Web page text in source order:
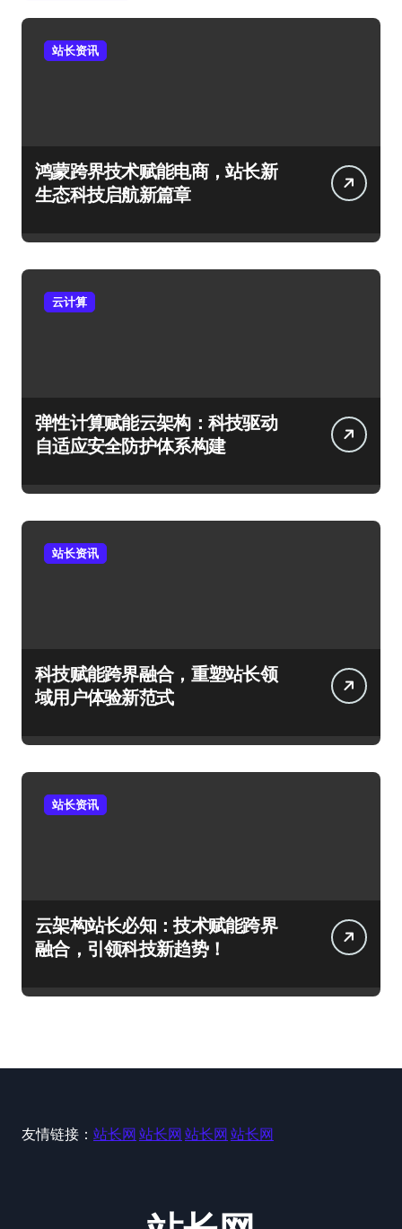
站长资讯
鸿蒙跨界技术赋能电商，站长新
生态科技启航新篇章
云计算
弹性计算赋能云架构：科技驱动
自适应安全防护体系构建
站长资讯
科技赋能跨界融合，重塑站长领
域用户体验新范式
站长资讯
云架构站长必知：技术赋能跨界
融合，引领科技新趋势！
友情链接： 站长网 站长网 站长网 站长网